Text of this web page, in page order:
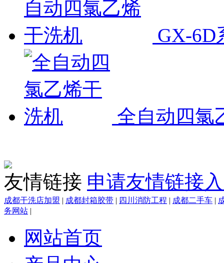
GX-6D
全自动四氯
友情链接 申请友情链接
成都干洗店加盟 | 成都封箱胶带 | 四川消防工程 | 成都二手车 |
务网站 |
网站首页